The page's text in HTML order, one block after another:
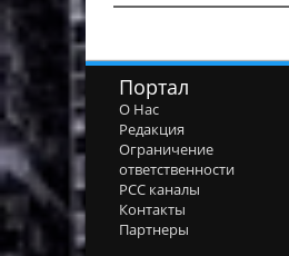
Портал
О Нас
Редакция
Ограничение
ответственности
РСС каналы
Контакты
Партнеры